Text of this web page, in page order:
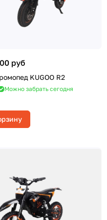
руб
KUGOO R2
Можно забрать сегодня